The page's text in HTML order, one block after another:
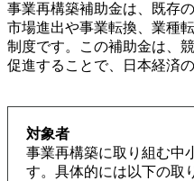
事業再構築補助金は、既存
市場進出や事業転換、業種
制度です。この補助金は、
促進することで、日本経済
対象者
事業再構築に取り組む中
す。具体的には以下の取